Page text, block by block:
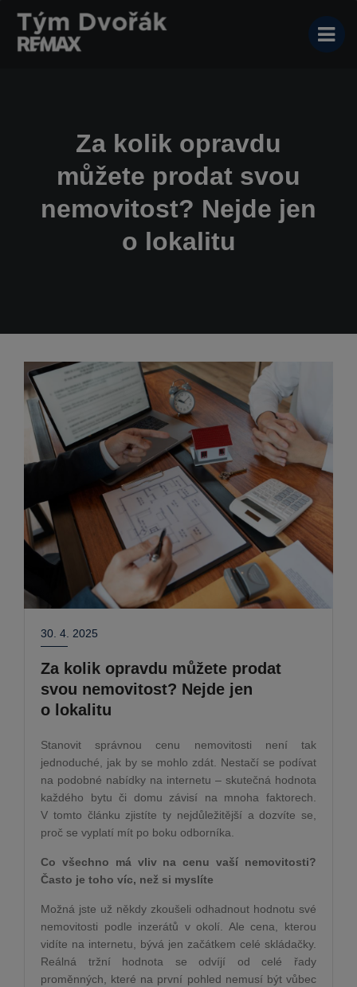
Za kolik opravdu
můžete prodat svou
nemovitost? Nejde jen
o lokalitu
30. 4. 2025
Za kolik opravdu můžete prodat
svou nemovitost? Nejde jen
o lokalitu
Stanovit správnou cenu nemovitosti není tak
jednoduché, jak by se mohlo zdát. Nestačí se podívat
na podobné nabídky na internetu – skutečná hodnota
každého bytu či domu závisí na mnoha faktorech.
V tomto článku zjistíte ty nejdůležitější a dozvíte se,
proč se vyplatí mít po boku odborníka.
Co všechno má vliv na cenu vaší nemovitosti?
Často je toho víc, než si myslíte
Možná jste už někdy zkoušeli odhadnout hodnotu své
nemovitosti podle inzerátů v okolí. Ale cena, kterou
vidíte na internetu, bývá jen začátkem celé skládačky.
Reálná tržní hodnota se odvíjí od celé řady
proměnných, které na první pohled nemusí být vůbec